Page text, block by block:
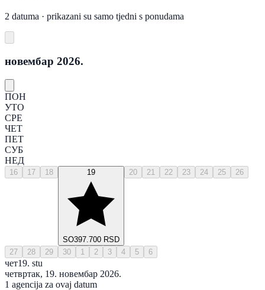
2 datuma · prikazani su samo tjedni s ponudama
новембар 2026.
ПОН
УТО
СРЕ
ЧЕТ
ПЕТ
СУБ
НЕД
16 17 18 19
SO397.700 RSD
20 21 22 23 24 25 26
27 28 29 30 1 2 3 4 5 6
чет19. stu
четвртак, 19. новембар 2026.
1 agencija za ovaj datum